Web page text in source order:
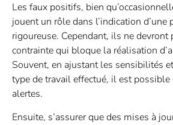
Les faux positifs, bien
jouent un rôle dans l’indication d’une
rigoureuse. Cependant, ils ne devront
contrainte qui bloque la réalisation
Souvent, en ajustant les sensibilités
type de travail effectué, il est possible
alertes.
Ensuite, s’assurer que des mises à